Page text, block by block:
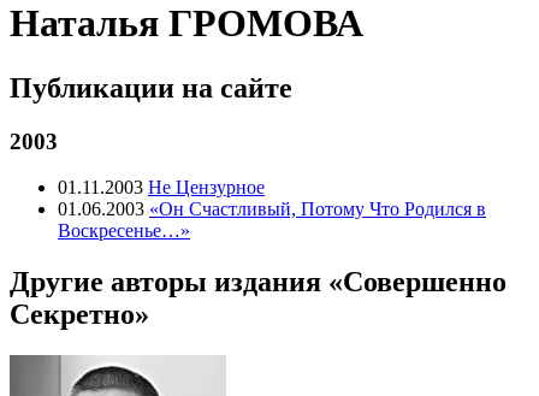
Наталья ГРОМОВА
Публикации на сайте
2003
01.11.2003 Не Цензурное
01.06.2003 «Он Счастливый, Потому Что Родился в
Воскресенье…»
Другие авторы издания «Совершенно
Секретно»